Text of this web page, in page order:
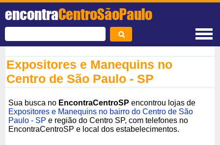
encontraCentroSãoPaulo
Expositores e Manequins no
Centro de São Paulo - SP
Sua busca no EncontraCentroSP encontrou lojas de
Expositores e Manequins no bairro do Centro de São
Paulo - SP e região do Centro SP, com telefones no
EncontraCentroSP e local dos estabelecimentos.